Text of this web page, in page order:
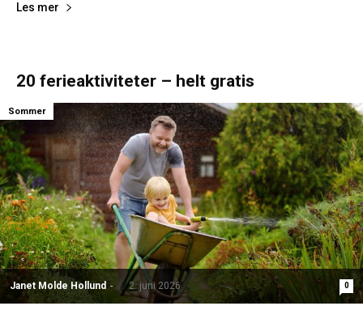
Les mer
20 ferieaktiviteter – helt gratis
Janet Molde Hollund - 2. juni 2026 0
Sommer